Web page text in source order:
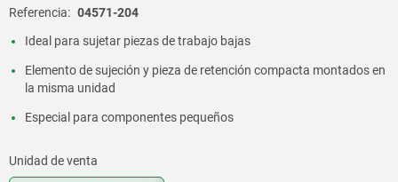
Referencia: 04571-204
Ideal para sujetar piezas de trabajo bajas
Elemento de sujeción y pieza de retención compacta montados en
la misma unidad
Especial para componentes pequeños
Unidad de venta